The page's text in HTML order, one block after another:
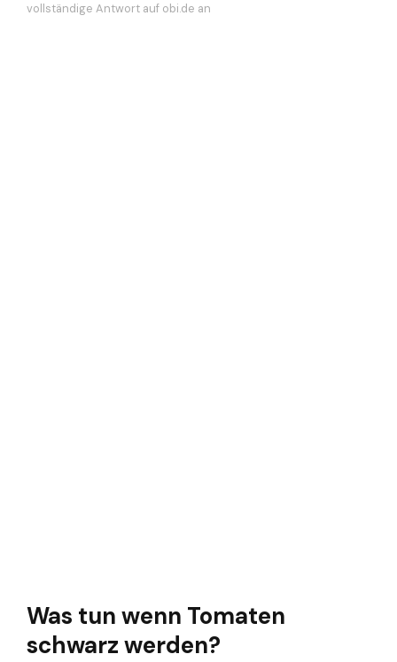
vollständige Antwort auf obi.de an
Was tun wenn Tomaten
schwarz werden?